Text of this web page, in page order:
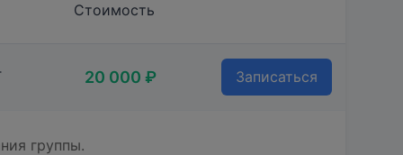
Стоимость
20 000 ₽ Записаться
группы.